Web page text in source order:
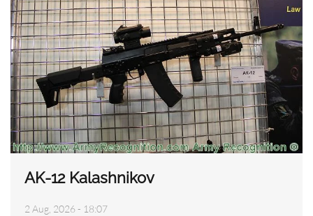
AK-12 Kalashnikov
2 Aug, 2026 - 18:07